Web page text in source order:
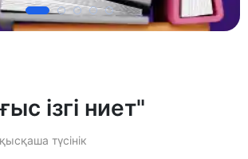
ізгі ниет"
түсінік